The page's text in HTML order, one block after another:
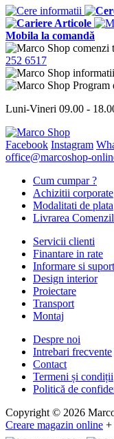
Articole
Mobila la comandă
252 6517
Luni-Vineri 09.00 -
Facebook Instagram
office@marcoshop-
Cum cumpar ?
Achizitii corporate
Modalitati de plata
Livrarea
Servicii clienti
Finantare in rate
Informare si suport
Design interior
Proiectare
Transport
Montaj
Despre noi
Intrebari frecvente
Contact
Termeni și condiții
Politică de
Copyright © 2026
Creare magazin online +